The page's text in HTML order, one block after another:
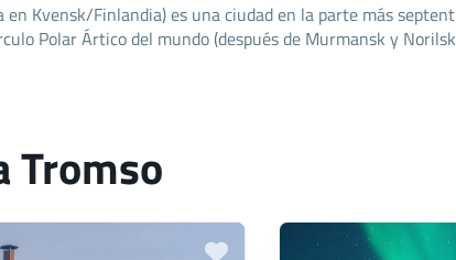
en Kvensk/Finlandia) es una ciudad en la parte más
Polar Ártico del mundo (después de Murmansk y
Tromso